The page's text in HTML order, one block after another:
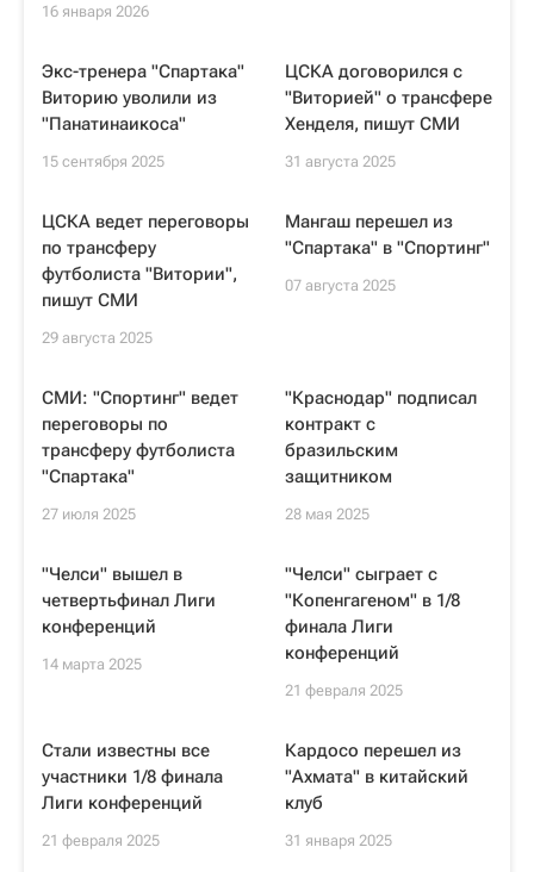
16 января 2026
Экс-тренера "Спартака"
Виторию уволили из
"Панатинаикоса"
15 сентября 2025
ЦСКА договорился с
"Виторией" о трансфере
Хенделя, пишут СМИ
31 августа 2025
ЦСКА ведет переговоры
по трансферу
футболиста "Витории",
пишут СМИ
29 августа 2025
Мангаш перешел из
"Спартака" в "Спортинг"
07 августа 2025
СМИ: "Спортинг" ведет
переговоры по
трансферу футболиста
"Спартака"
27 июля 2025
"Краснодар" подписал
контракт с
бразильским
защитником
28 мая 2025
"Челси" вышел в
четвертьфинал Лиги
конференций
14 марта 2025
"Челси" сыграет с
"Копенгагеном" в 1/8
финала Лиги
конференций
21 февраля 2025
Стали известны все
участники 1/8 финала
Лиги конференций
21 февраля 2025
Кардосо перешел из
"Ахмата" в китайский
клуб
31 января 2025